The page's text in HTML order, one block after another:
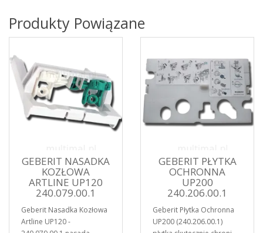
Produkty Powiązane
GEBERIT NASADKA
KOZŁOWA
ARTLINE UP120
240.079.00.1
Geberit Nasadka Kozłowa
Artline UP120 -
GEBERIT PŁYTKA
OCHRONNA
UP200
240.206.00.1
Geberit Płytka Ochronna
UP200 (240.206.00.1)